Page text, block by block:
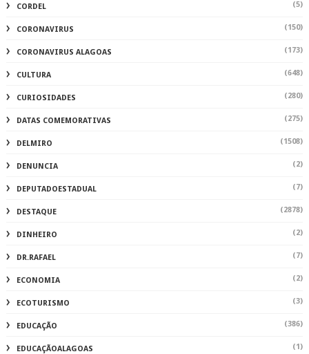
CORDEL (5)
CORONAVIRUS (150)
CORONAVIRUS ALAGOAS (173)
CULTURA (648)
CURIOSIDADES (280)
DATAS COMEMORATIVAS (275)
DELMIRO (1508)
DENUNCIA (2)
DEPUTADOESTADUAL (7)
DESTAQUE (2878)
DINHEIRO (2)
DR.RAFAEL (7)
ECONOMIA (2)
ECOTURISMO (3)
EDUCAÇÃO (386)
EDUCAÇÃOALAGOAS (1)